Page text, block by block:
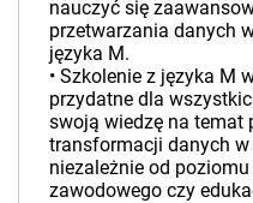
nauczyć się
przetwarzania danych
języka M.
• Szkolenie z języka M
przydatne dla
swoją wiedzę na temat
transformacji danych w
niezależnie od
zawodowego czy